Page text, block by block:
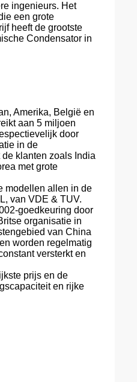
ingenieurs. Het
een grote
heeft de grootste
Condensator in
Amerika, België en
aan 5 miljoen
door
in de
klanten zoals India
met grote
modellen allen in de
van VDE & TUV.
goedkeuring door
organisatie in
van China
worden regelmatig
versterkt en
prijs en de
en rijke